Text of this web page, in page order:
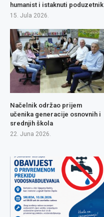
humanist i istaknuti poduzetnik
15. Jula 2026.
Načelnik održao prijem
učenika generacije osnovnih i
srednjih škola
22. Juna 2026.